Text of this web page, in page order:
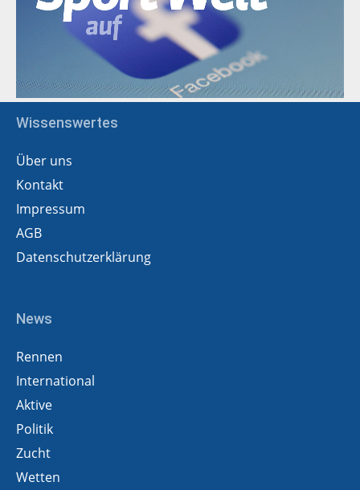
Wissenswertes
Über uns
Kontakt
Impressum
AGB
Datenschutzerklärung
News
Rennen
International
Aktive
Politik
Zucht
Wetten